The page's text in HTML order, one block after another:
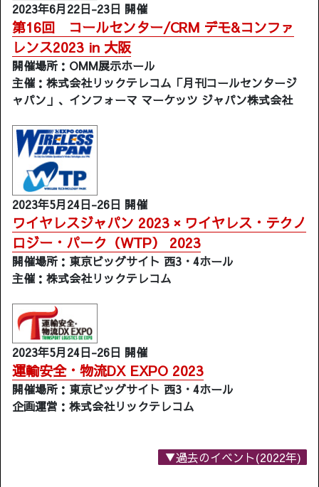
2023年6月22日-23日 開催
第16回 コールセンター/CRM デモ&コンファ
レンス2023 in 大阪
開催場所：OMM展示ホール
主催：株式会社リックテレコム「月刊コールセンタージ
ャパン」、インフォーマ マーケッツ ジャパン株式会社
2023年5月24日-26日 開催
ワイヤレスジャパン 2023 × ワイヤレス・テクノ
ロジー・パーク（WTP） 2023
開催場所：東京ビッグサイト 西3・4ホール
主催：株式会社リックテレコム
2023年5月24日-26日 開催
運輸安全・物流DX EXPO 2023
開催場所：東京ビッグサイト 西3・4ホール
企画運営：株式会社リックテレコム
▼過去のイベント(2022年)